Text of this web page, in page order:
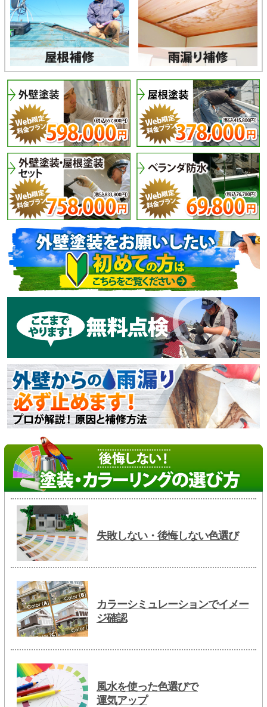
失敗しない・後悔しない色選び
カラーシミュレーションでイメー
ジ確認
風水を使った色選びで
運気アップ